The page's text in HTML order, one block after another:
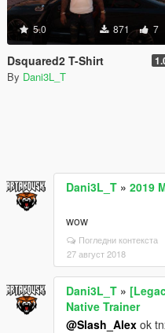
5.0 871 7
Dsquared2 T-Shirt
By Dani3L_T
Dani3L_T » 2019
wow
Погледни контекста
27 август 2018
Dani3L_T »
Native Trainer
@Slash_Alex ok